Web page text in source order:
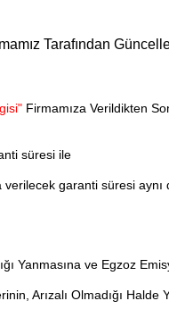
Tarafından
Firmamıza Verildikten
süresi ile
garanti süresi aynı
Yanmasına ve Egzoz
Arızalı Olmadığı